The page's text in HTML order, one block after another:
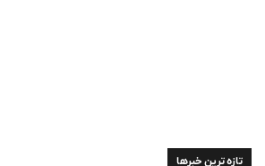
تازه ترین خبرها